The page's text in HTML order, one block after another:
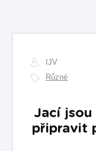
IJV
Různé
Jací jsou
připravit